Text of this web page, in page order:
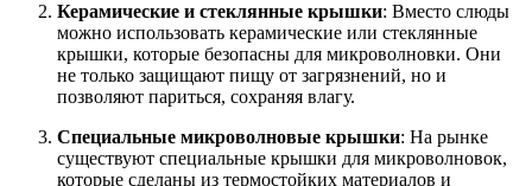
Керамические и стеклянные крышки: Вместо слюды
можно использовать керамические или стеклянные
крышки, которые безопасны для микроволновки. Они
не только защищают пищу от загрязнений, но и
позволяют париться, сохраняя влагу.
Специальные микроволновые крышки: На рынке
существуют специальные крышки для микроволновок,
которые сделаны из термостойких материалов и